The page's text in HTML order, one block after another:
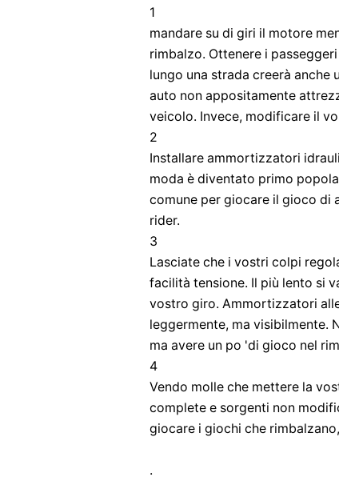
1
mandare su di giri il motore
rimbalzo. Ottenere i
lungo una strada creerà
auto non appositamente
veicolo. Invece, modificare il
2
Installare ammortizzatori
moda è diventato primo
comune per giocare il gioco di
rider.
3
Lasciate che i vostri colpi
facilità tensione. Il più lento si
vostro giro. Ammortizzatori
leggermente, ma visibilmente.
ma avere un po 'di gioco nel
4
Vendo molle che mettere la
complete e sorgenti non
giocare i giochi che
.